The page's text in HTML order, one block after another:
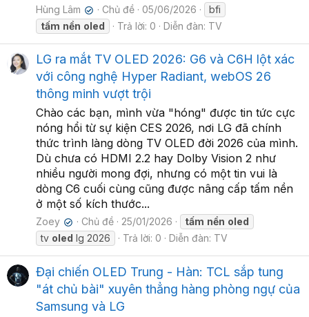
Hùng Lâm ✔ Chủ đề 05/06/2026
bfi
tấm nền oled Trả lời: 0 Diễn đàn: TV
LG ra mắt TV OLED 2026: G6 và C6H lột xác
với công nghệ Hyper Radiant, webOS 26
thông minh vượt trội
Chào các bạn, mình vừa "hóng" được tin tức cực
nóng hổi từ sự kiện CES 2026, nơi LG đã chính
thức trình làng dòng TV OLED đời 2026 của mình.
Dù chưa có HDMI 2.2 hay Dolby Vision 2 như
nhiều người mong đợi, nhưng có một tin vui là
dòng C6 cuối cùng cũng được nâng cấp tấm nền
ở một số kích thước...
Zoey ✔ Chủ đề 25/01/2026 tấm nền oled
tv oled lg 2026 Trả lời: 0 Diễn đàn: TV
Đại chiến OLED Trung - Hàn: TCL sắp tung
"át chủ bài" xuyên thẳng hàng phòng ngự của
Samsung và LG